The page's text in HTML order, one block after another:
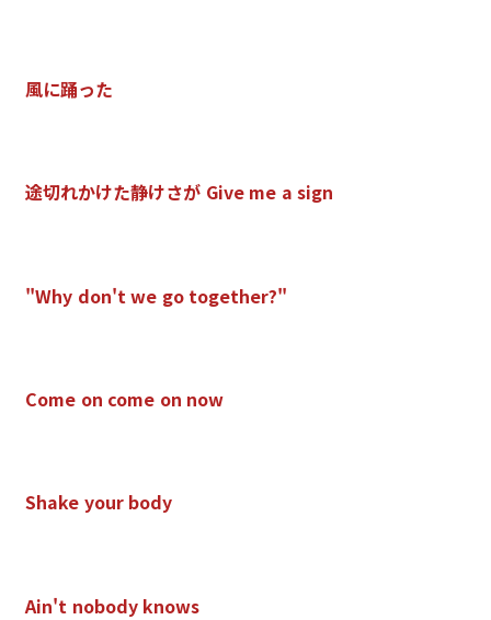
風に踊った
途切れかけた静けさが Give me a sign
"Why don't we go together?"
Come on come on now
Shake your body
Ain't nobody knows